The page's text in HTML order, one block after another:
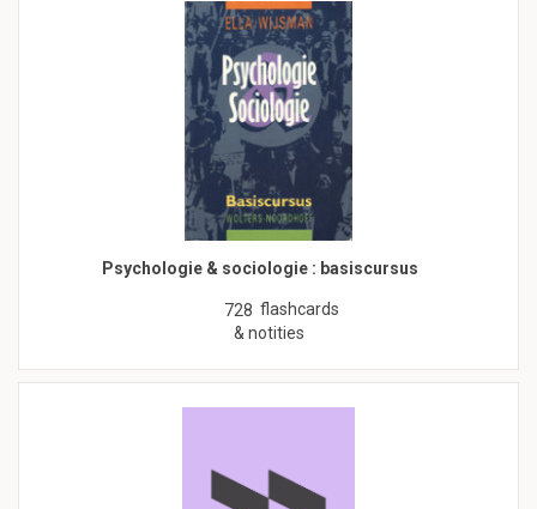
Psychologie & sociologie : basiscursus
728 flashcards
& notities